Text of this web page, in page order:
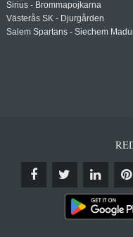
Sirius - Brommapojkarna
Västerås SK - Djurgården
Salem Spartans - Siechem